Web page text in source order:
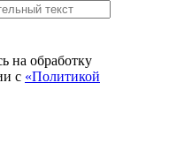
на обработку
с «Политикой